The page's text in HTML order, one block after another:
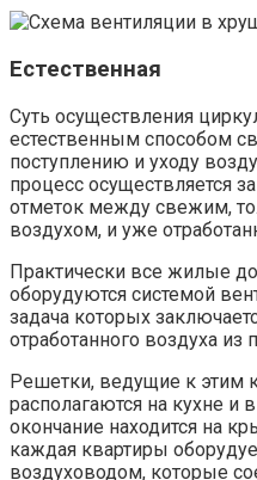
Естественная
Суть осуществления
естественным способом
поступлению и уходу
процесс осуществляется
отметок между свежим,
воздухом, и уже
Практически все жилые
оборудуются системой
задача которых
отработанного воздуха
Решетки, ведущие к этим
располагаются на кухне и
окончание находится на
каждая квартиры
воздуховодом, которые